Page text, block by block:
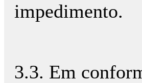
impedimento.
3.3. Em